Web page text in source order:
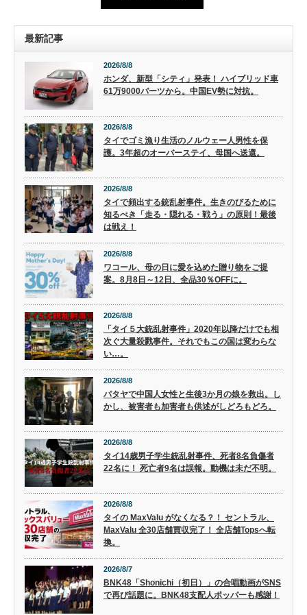
最新記事
2026/8/8
ホンダ、新型「シティ」発表！ ハイブリッド車
61万9000バーツから。中国EV勢に対抗。
2026/8/8
タイでゴミ漁り生活のノルウェー人男性を保
護。3年超のオーバーステイ、母国へ送還。
2026/8/8
タイで頻出する銃乱射事件。生きのびるために
知るべき「走る・隠れる・戦う」の原則！最後
は戦え！
2026/8/8
ワコール、母の日に愛を込めた贈り物をご提
案。8月8日～12日、全品30％OFFに。
2026/8/8
「タイ５大銃乱射事件」2020年以降だけでも相
次ぐ大量殺戮事件。それでもこの国は変わらな
い…。
2026/8/8
パタヤで中国人女性と生後3か月の娘を救出。し
かし、被害者も加害者も供述がしどろもどろ。
2026/8/8
タイ14歳男子学生銃乱射事件、死者8名負傷者
22名に！ 死亡者9名は誤報。動機は未だ不明。
2026/8/8
タイの MaxValu がなくなる？！ セントラル、
MaxValu 全30店舗買収完了！ 全店舗Topsへ転
換。
2026/8/7
BNK48「Shonichi（初日）」の合唱動画がSNS
で再び話題に。BNK48支配人ポッパーも感謝！